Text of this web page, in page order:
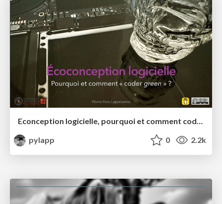
Econception logicielle, pourquoi et comment coder "green" (Masterclass Université Toulouse III)
pylapp
0 2.2k